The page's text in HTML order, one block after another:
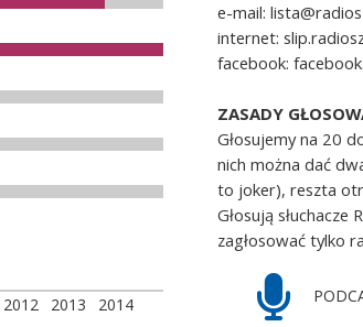
2012 2013
2014
e-mail:
internet:
facebook:
ZASADY
Głosujemy na 20
nich można dać
to joker), reszta
Głosują słuchacze
zagłosować tylko